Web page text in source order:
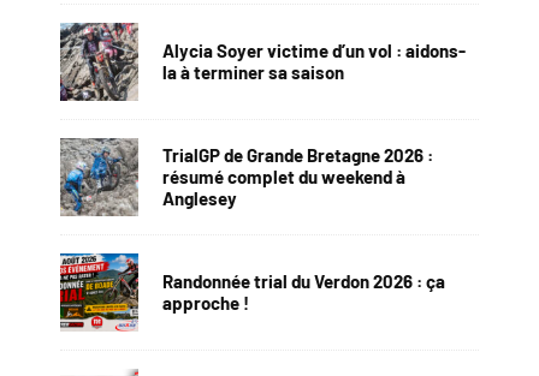
Alycia Soyer victime d’un vol : aidons-
la à terminer sa saison
TrialGP de Grande Bretagne 2026 :
résumé complet du weekend à
Anglesey
Randonnée trial du Verdon 2026 : ça
approche !